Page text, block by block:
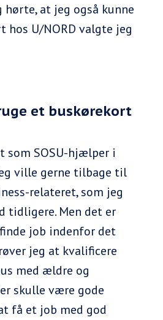
hørte, at jeg også kunne
hos U/NORD valgte jeg
et buskørekort
som SOSU-hjælper i
ville gerne tilbage til
relateret, som jeg
tidligere. Men det er
job indenfor det
jeg at kvalificere
med ældre og
skulle være gode
få et job med god